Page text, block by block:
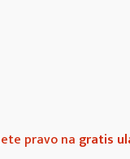
pravo na gratis